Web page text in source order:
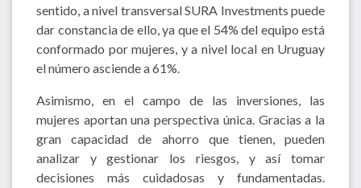
sentido, a nivel transversal SURA Investments puede
dar constancia de ello, ya que el 54% del equipo está
conformado por mujeres, y a nivel local en Uruguay
el número asciende a 61%.
Asimismo, en el campo de las inversiones, las
mujeres aportan una perspectiva única. Gracias a la
gran capacidad de ahorro que tienen, pueden
analizar y gestionar los riesgos, y así tomar
decisiones más cuidadosas y fundamentadas.